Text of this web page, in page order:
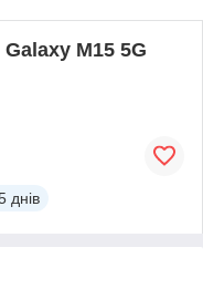
M15 5G
днів